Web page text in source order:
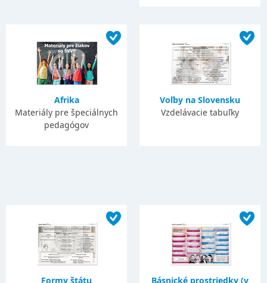
Afrika
Materiály pre špeciálnych
pedagógov
Voľby na Slovensku
Vzdelávacie tabuľky
Formy štátu
Básnické prostriedky (v